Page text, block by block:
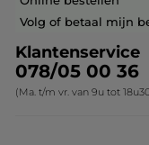
Contact opnemen
Volg of betaal mijn
Klantenservice
078/05 00 36
(Ma. t/m vr. van 9u tot